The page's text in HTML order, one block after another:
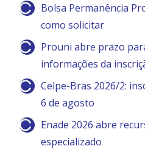
Bolsa Permanência
como solicitar
Prouni abre prazo
informações da
Celpe-Bras 2026/2:
6 de agosto
Enade 2026 abre
especializado